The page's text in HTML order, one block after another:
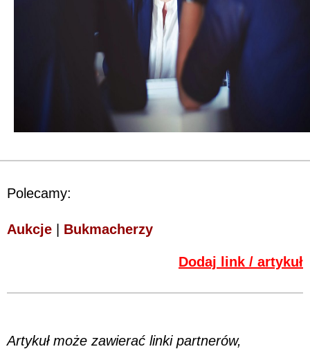
Polecamy:
Aukcje | Bukmacherzy
Dodaj link / artykuł
Artykuł może zawierać linki partnerów,